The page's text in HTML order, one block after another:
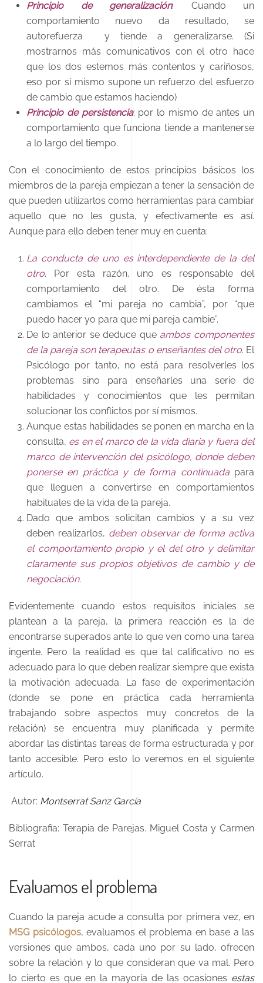
Principio de generalización: Cuando un
comportamiento nuevo da resultado, se
autorefuerza y tiende a generalizarse. (Si
mostrarnos más comunicativos con el otro hace
que los dos estemos más contentos y cariñosos,
eso por sí mismo supone un refuerzo del esfuerzo
de cambio que estamos haciendo)
Principio de persistencia: por lo mismo de antes un
comportamiento que funciona tiende a mantenerse
a lo largo del tiempo.
Con el conocimiento de estos principios básicos los
miembros de la pareja empiezan a tener la sensación de
que pueden utilizarlos como herramientas para cambiar
aquello que no les gusta, y efectivamente es así.
Aunque para ello deben tener muy en cuenta:
La conducta de uno es interdependiente de la del
otro. Por esta razón, uno es responsable del
comportamiento del otro. De ésta forma
cambiamos el “mi pareja no cambia”, por “que
puedo hacer yo para que mi pareja cambie”.
De lo anterior se deduce que ambos componentes
de la pareja son terapeutas o enseñantes del otro. El
Psicólogo por tanto, no está para resolverles los
problemas sino para enseñarles una serie de
habilidades y conocimientos que les permitan
solucionar los conflictos por sí mismos.
Aunque estas habilidades se ponen en marcha en la
consulta, es en el marco de la vida diaria y fuera del
marco de intervención del psicólogo, donde deben
ponerse en práctica y de forma continuadapara
que lleguen a convertirse en comportamientos
habituales de la vida de la pareja.
Dado que ambos solicitan cambios y a su vez
deben realizarlos, deben observar de forma activa
el comportamiento propio y el del otro y delimitar
claramente sus propios objetivos de cambio y de
negociación.
Evidentemente cuando estos requisitos iniciales se
plantean a la pareja, la primera reacción es la de
encontrarse superados ante lo que ven como una tarea
ingente. Pero la realidad es que tal calificativo no es
adecuado para lo que deben realizar siempre que exista
la motivación adecuada. La fase de experimentación
(donde se pone en práctica cada herramienta
trabajando sobre aspectos muy concretos de la
relación) se encuentra muy planificada y permite
abordar las distintas tareas de forma estructurada y por
tanto accesible. Pero esto lo veremos en el siguiente
artículo.
Autor: Montserrat Sanz García
Bibliografia: Terapia de Parejas. Miguel Costa y Carmen
Serrat
Evaluamos el problema
Cuando la pareja acude a consulta por primera vez, en
MSG psicólogos, evaluamos el problema en base a las
versiones que ambos, cada uno por su lado, ofrecen
sobre la relación y lo que consideran que va mal. Pero
lo cierto es que en la mayoría de las ocasiones estas